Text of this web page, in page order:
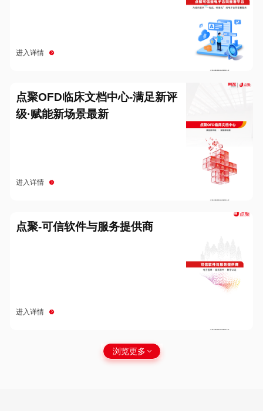
进入详情
点聚OFD临床文档中心-满足新评
级·赋能新场景最新
进入详情
点聚-可信软件与服务提供商
进入详情
浏览更多